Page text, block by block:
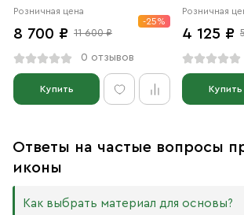
чернение, позолота
Розничная цена
8 700 ₽ 11 600 ₽
-25%
0 отзывов
Купить
Розничная
4 125 ₽
Купить
Ответы на частые вопросы
иконы
Как выбрать материал для основы?